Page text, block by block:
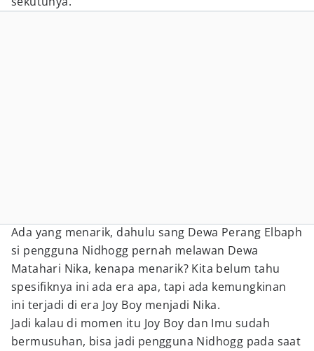
Ada yang menarik, dahulu sang Dewa Perang Elbaph
si pengguna Nidhogg pernah melawan Dewa
Matahari Nika, kenapa menarik? Kita belum tahu
spesifiknya ini ada era apa, tapi ada kemungkinan
ini terjadi di era Joy Boy menjadi Nika.
Jadi kalau di momen itu Joy Boy dan Imu sudah
bermusuhan, bisa jadi pengguna Nidhogg pada saat